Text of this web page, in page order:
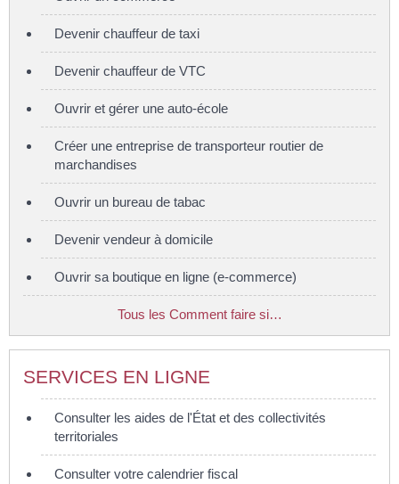
Devenir chauffeur de taxi
Devenir chauffeur de VTC
Ouvrir et gérer une auto-école
Créer une entreprise de transporteur routier de
marchandises
Ouvrir un bureau de tabac
Devenir vendeur à domicile
Ouvrir sa boutique en ligne (e-commerce)
Tous les Comment faire si…
SERVICES EN LIGNE
Consulter les aides de l'État et des collectivités
territoriales
Consulter votre calendrier fiscal